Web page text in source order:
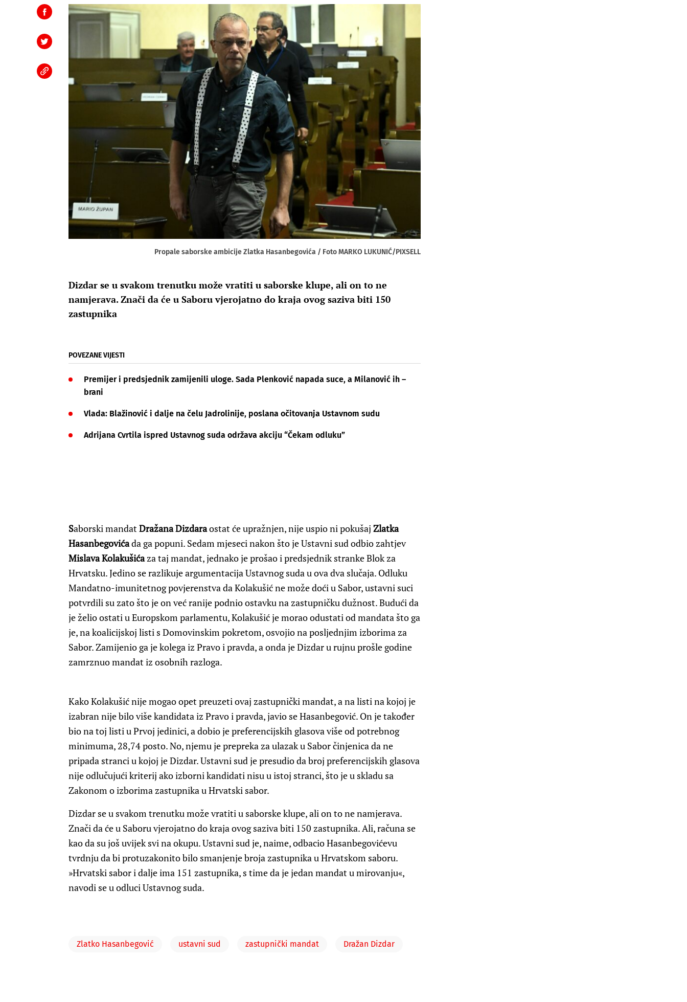
Propale saborske ambicije Zlatka Hasanbegovića / Foto MARKO LUKUNIĆ/PIXSELL
Dizdar se u svakom trenutku može vratiti u saborske klupe, ali on to ne
namjerava. Znači da će u Saboru vjerojatno do kraja ovog saziva biti 150
zastupnika
POVEZANE VIJESTI
Premijer i predsjednik zamijenili uloge. Sada Plenković napada suce, a Milanović ih –
brani
Vlada: Blažinović i dalje na čelu Jadrolinije, poslana očitovanja Ustavnom sudu
Adrijana Cvrtila ispred Ustavnog suda održava akciju “Čekam odluku”
Saborski mandatDražana Dizdaraostat će upražnjen, nije uspio ni pokušaj Zlatka
Hasanbegovićada ga popuni. Sedam mjeseci nakon što je Ustavni sud odbio zahtjev
Mislava Kolakušićaza taj mandat, jednako je prošao i predsjednik stranke Blok za
Hrvatsku. Jedino se razlikuje argumentacija Ustavnog suda u ova dva slučaja. Odluku
Mandatno-imunitetnog povjerenstva da Kolakušić ne može doći u Sabor, ustavni suci
potvrdili su zato što je on već ranije podnio ostavku na zastupničku dužnost. Budući da
je želio ostati u Europskom parlamentu, Kolakušić je morao odustati od mandata što ga
je, na koalicijskoj listi s Domovinskim pokretom, osvojio na posljednjim izborima za
Sabor. Zamijenio ga je kolega iz Pravo i pravda, a onda je Dizdar u rujnu prošle godine
zamrznuo mandat iz osobnih razloga.
Kako Kolakušić nije mogao opet preuzeti ovaj zastupnički mandat, a na listi na kojoj je
izabran nije bilo više kandidata iz Pravo i pravda, javio se Hasanbegović. On je također
bio na toj listi u Prvoj jedinici, a dobio je preferencijskih glasova više od potrebnog
minimuma, 28,74 posto. No, njemu je prepreka za ulazak u Sabor činjenica da ne
pripada stranci u kojoj je Dizdar. Ustavni sud je presudio da broj preferencijskih glasova
nije odlučujući kriterij ako izborni kandidati nisu u istoj stranci, što je u skladu sa
Zakonom o izborima zastupnika u Hrvatski sabor.
Dizdar se u svakom trenutku može vratiti u saborske klupe, ali on to ne namjerava.
Znači da će u Saboru vjerojatno do kraja ovog saziva biti 150 zastupnika. Ali, računa se
kao da su još uvijek svi na okupu. Ustavni sud je, naime, odbacio Hasanbegovićevu
tvrdnju da bi protuzakonito bilo smanjenje broja zastupnika u Hrvatskom saboru.
»Hrvatski sabor i dalje ima 151 zastupnika, s time da je jedan mandat u mirovanju«,
navodi se u odluci Ustavnog suda.
Zlatko Hasanbegović ustavni sud zastupnički mandat Dražan Dizdar